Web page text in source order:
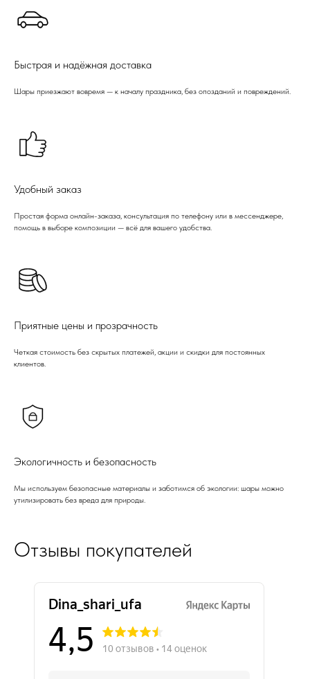
Быстрая и надёжная доставка
Шары приезжают вовремя — к началу праздника, без опозданий и повреждений.
Удобный заказ
Простая форма онлайн-заказа, консультация по телефону или в мессенджере,
помощь в выборе композиции — всё для вашего удобства.
Приятные цены и прозрачность
Четкая стоимость без скрытых платежей, акции и скидки для постоянных
клиентов.
Экологичность и безопасность
Мы используем безопасные материалы и заботимся об экологии: шары можно
утилизировать без вреда для природы.
Отзывы покупателей